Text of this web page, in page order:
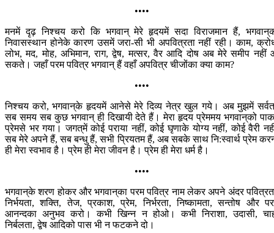
••••
मनमें दृढ़ निश्चय करो कि भगवान् मेरे हृदयमें सदा विराजमान हैं,
निवासस्थान होनेके कारण उसमें जरा-सी भी अपवित्रता नहीं रही। काम,
लोभ, मद, मोह, अभिमान, राग, द्वेष, मत्सर, वैर आदि दोष अब मेरे समीप नहीं
सकते। जहाँ परम पवित्र भगवान् हैं वहाँ अपवित्र चीजोंका क्या काम?
••••
निश्चय करो, भगवान‍्के हृदयमें आनेसे मेरे दिव्य नेत्र खुल गये। अब मुझमें
सब समय सब कुछ भगवान् ही दिखायी देते हैं। मेरा हृदय प्रेममय भगवान‍्को
प्रेमसे भर गया। जगत‍्में कोई पराया नहीं, कोई घृणाके योग्य नहीं, कोई वैरी
सब मेरे अपने हैं, सब बन्धु हैं, सभी प्रियतम हैं, अब सबके साथ नि:स्वार्थ प्रेम
ही मेरा स्वभाव है। प्रेम ही मेरा जीवन है। प्रेम ही मेरा धर्म है।
••••
भगवान‍्के शरण होकर और भगवान‍्का परम पवित्र नाम लेकर अपने अंदर
निर्भयता, शक्ति, तेज, प्रकाश, प्रेम, निर्भरता, निष्कामता, सन्तोष और
आनन्दका अनुभव करो। कभी खिन्न न होओ। कभी निराशा, उदासी,
निर्बलता, द्वेष आदिको पास भी न फटकने दो।